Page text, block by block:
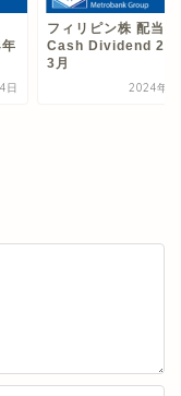
日
フィリピン株 配当金
Cash Dividend
3月
2024年4